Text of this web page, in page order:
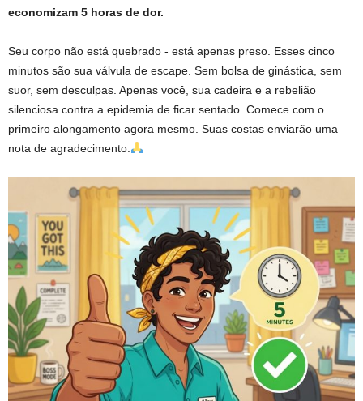
economizam 5 horas de dor.
Seu corpo não está quebrado - está apenas preso. Esses cinco
minutos são sua válvula de escape. Sem bolsa de ginástica, sem
suor, sem desculpas. Apenas você, sua cadeira e a rebelião
silenciosa contra a epidemia de ficar sentado. Comece com o
primeiro alongamento agora mesmo. Suas costas enviarão uma
nota de agradecimento.